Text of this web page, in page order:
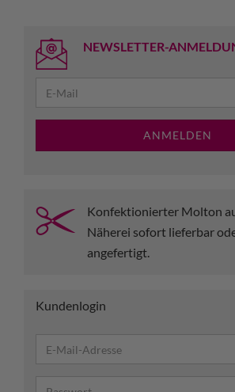
NEWSLETTER-
ANMELDEN
Konfektionierter Molton
Näherei sofort lieferbar
angefertigt.
Kundenlogin